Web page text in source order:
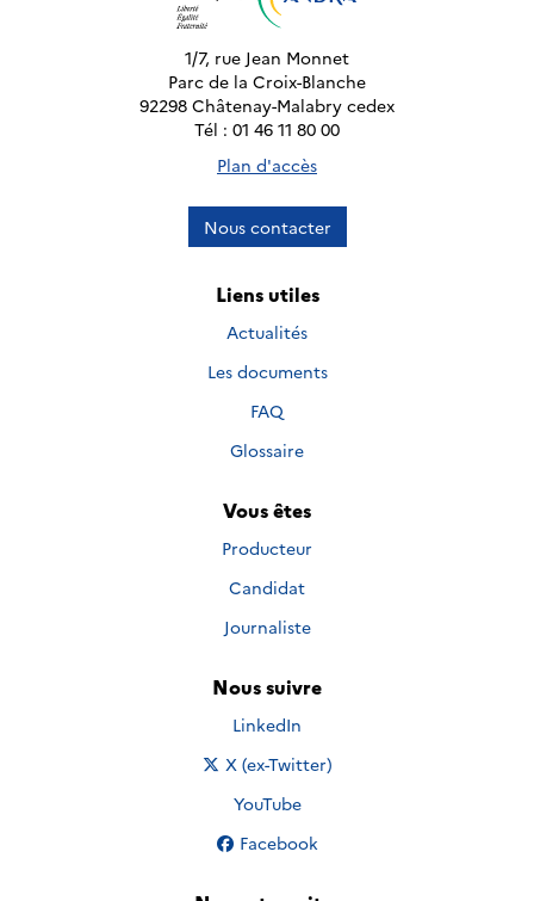
1/7, rue Jean Monnet
Parc de la Croix-Blanche
92298 Châtenay-Malabry cedex
Tél : 01 46 11 80 00
Plan d'accès
Nous contacter
Liens utiles
Actualités
Les documents
FAQ
Glossaire
Vous êtes
Producteur
Candidat
Journaliste
Nous suivre
Nous suivre sur
LinkedIn
Nous suivre sur
X (ex-Twitter)
Nous suivre sur
YouTube
Nous suivre sur
Facebook